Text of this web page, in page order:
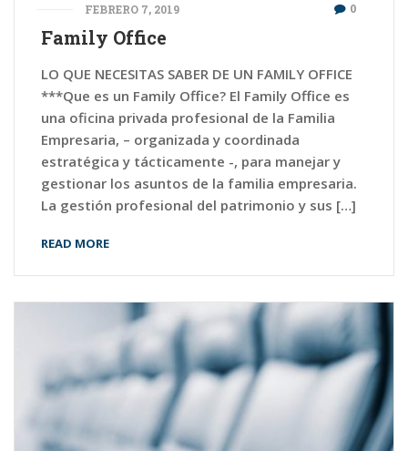
FEBRERO 7, 2019 0
Family Office
LO QUE NECESITAS SABER DE UN FAMILY OFFICE
***Que es un Family Office? El Family Office es
una oficina privada profesional de la Familia
Empresaria, – organizada y coordinada
estratégica y tácticamente -, para manejar y
gestionar los asuntos de la familia empresaria.
La gestión profesional del patrimonio y sus […]
READ MORE